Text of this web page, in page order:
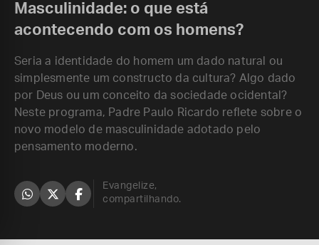
Masculinidade: o que está
acontecendo com os homens?
Seria a identidade do homem um dado natural ou
simplesmente um constructo da cultura? Algo dado
por Deus ou um conceito da sociedade ocidental?
Neste programa, Padre Paulo Ricardo reflete sobre o
novo modelo de masculinidade adotado pelo
pensamento moderno.
Evangelize,
compartilhando.